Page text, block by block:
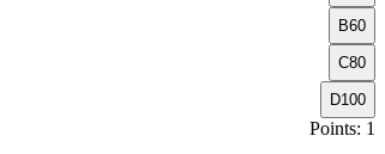
B60
C80
D100
Points: 1